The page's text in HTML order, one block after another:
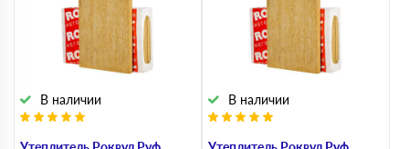
В наличии В наличии